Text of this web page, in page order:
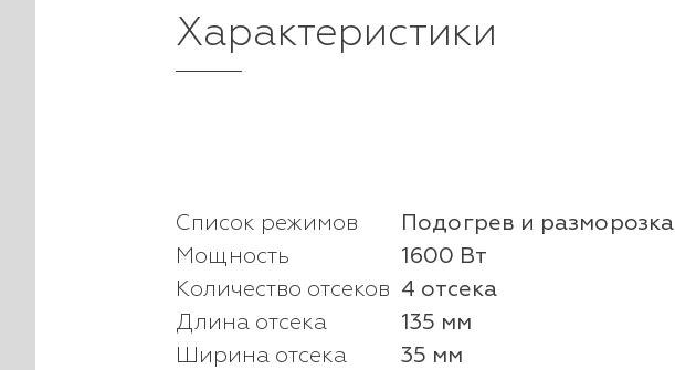
Характеристики
Список режимов
Подогрев и разморозка
Мощность
1600 Вт
Количество отсеков 4 отсека
Длина отсека
135 мм
Ширина отсека
35 мм